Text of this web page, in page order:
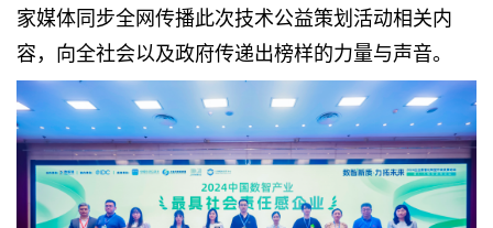
家媒体同步全网传播此次技术公益策划活动相关内
容，向全社会以及政府传递出榜样的力量与声音。